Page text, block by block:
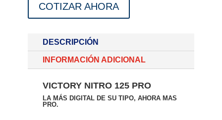
COTIZAR AHORA
DESCRIPCIÓN
INFORMACIÓN ADICIONAL
VICTORY NITRO 125 PRO
LA MÁS DIGITAL DE SU TIPO, AHORA MAS
PRO.